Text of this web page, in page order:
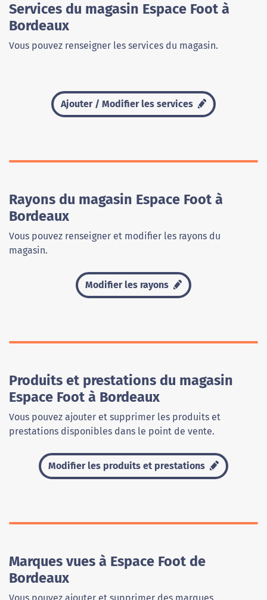
Services du magasin Espace Foot à
Bordeaux
Vous pouvez renseigner les services du magasin.
Ajouter / Modifier les services
Rayons du magasin Espace Foot à
Bordeaux
Vous pouvez renseigner et modifier les rayons du
magasin.
Modifier les rayons
Produits et prestations du magasin
Espace Foot à Bordeaux
Vous pouvez ajouter et supprimer les produits et
prestations disponibles dans le point de vente.
Modifier les produits et prestations
Marques vues à Espace Foot de
Bordeaux